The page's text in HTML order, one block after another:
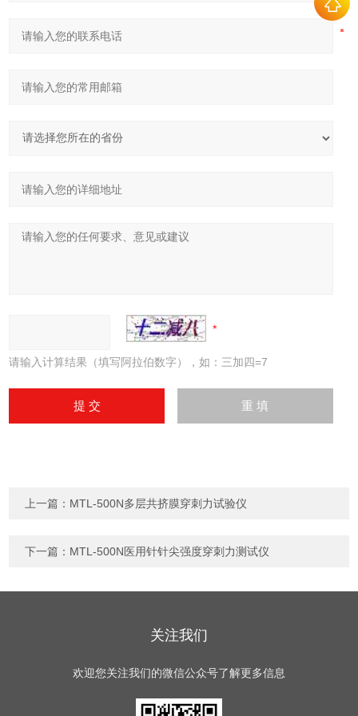
请输入计算结果（填写阿拉伯数字），如：三加四=7
上一篇： MTL-500N多层共挤膜穿刺力试验仪
下一篇： MTL-500N医用针针尖强度穿刺力测试仪
关注我们
欢迎您关注我们的微信公众号了解更多信息